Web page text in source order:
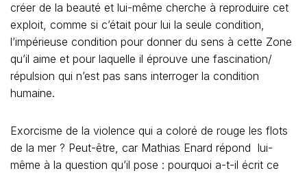
créer de la beauté et lui-même cherche à reproduire cet
exploit, comme si c’était pour lui la seule condition,
l’impérieuse condition pour donner du sens à cette Zone
qu’il aime et pour laquelle il éprouve une fascination/
répulsion qui n’est pas sans interroger la condition
humaine.
Exorcisme de la violence qui a coloré de rouge les flots
de la mer ? Peut-être, car Mathias Enard répond lui-
même à la question qu’il pose : pourquoi a-t-il écrit ce